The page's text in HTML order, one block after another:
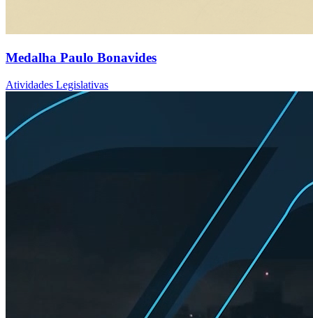
Medalha Paulo Bonavides
Atividades Legislativas